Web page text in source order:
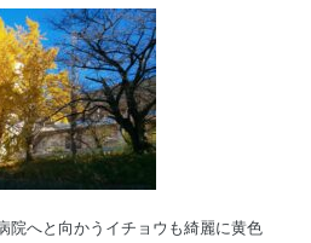
院へと向かうイチョウも綺麗に黄色